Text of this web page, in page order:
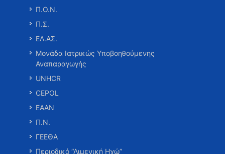
Π.Ο.Ν.
Π.Σ.
ΕΛ.ΑΣ.
Μονάδα Ιατρικώς Υποβοηθούμενης
Αναπαραγωγής
UNHCR
CEPOL
ΕΑΑΝ
Π.Ν.
ΓΕΕΘΑ
Περιοδικό “Λιμενική Ηχώ”